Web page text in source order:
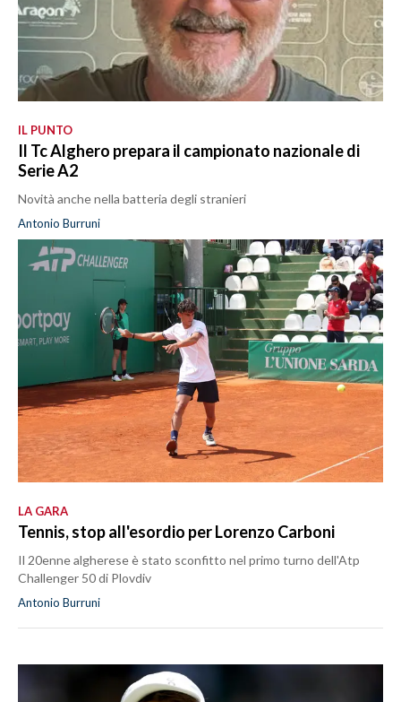
IL PUNTO
Il Tc Alghero prepara il campionato nazionale di
Serie A2
Novità anche nella batteria degli stranieri
Antonio Burruni
LA GARA
Tennis, stop all'esordio per Lorenzo Carboni
Il 20enne algherese è stato sconfitto nel primo turno dell'Atp
Challenger 50 di Plovdiv
Antonio Burruni